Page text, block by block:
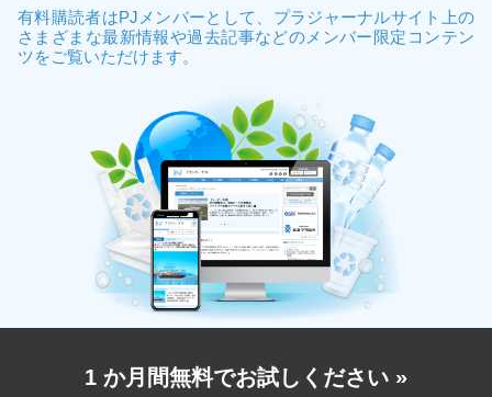
有料購読者はPJメンバーとして、プラジャーナルサイト上の
さまざまな最新情報や過去記事などのメンバー限定コンテン
ツをご覧いただけます。
1 か月間無料でお試しください »